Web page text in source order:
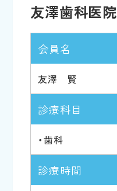
友澤歯科医院
会員名
友澤 賢
診療科目
・歯科
診療時間